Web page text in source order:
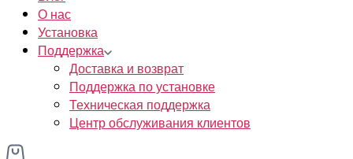
О нас
Установка
Поддержка
Доставка и возврат
Поддержка по установке
Техническая поддержка
Центр обслуживания клиентов